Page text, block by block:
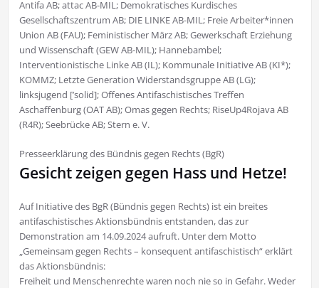
Antifa AB; attac AB-MIL; Demokratisches Kurdisches
Gesellschaftszentrum AB; DIE LINKE AB-MIL; Freie Arbeiter*innen
Union AB (FAU); Feministischer März AB; Gewerkschaft Erziehung
und Wissenschaft (GEW AB-MIL); Hannebambel;
Interventionistische Linke AB (IL); Kommunale Initiative AB (KI*);
KOMMZ; Letzte Generation Widerstandsgruppe AB (LG);
linksjugend [’solid]; Offenes Antifaschistisches Treffen
Aschaffenburg (OAT AB); Omas gegen Rechts; RiseUp4Rojava AB
(R4R); Seebrücke AB; Stern e. V.
Presseerklärung des Bündnis gegen Rechts (BgR)
Gesicht zeigen gegen Hass und Hetze!
Auf Initiative des BgR (Bündnis gegen Rechts) ist ein breites
antifaschistisches Aktionsbündnis entstanden, das zur
Demonstration am 14.09.2024 aufruft. Unter dem Motto
„Gemeinsam gegen Rechts – konsequent antifaschistisch“ erklärt
das Aktionsbündnis:
Freiheit und Menschenrechte waren noch nie so in Gefahr. Weder